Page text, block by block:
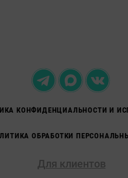
КОНФИДЕНЦИАЛЬНОСТИ И
ОБРАБОТКИ
Для клиентов